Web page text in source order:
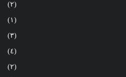
(٢)
(١)
(٣)
(٤)
(٢)